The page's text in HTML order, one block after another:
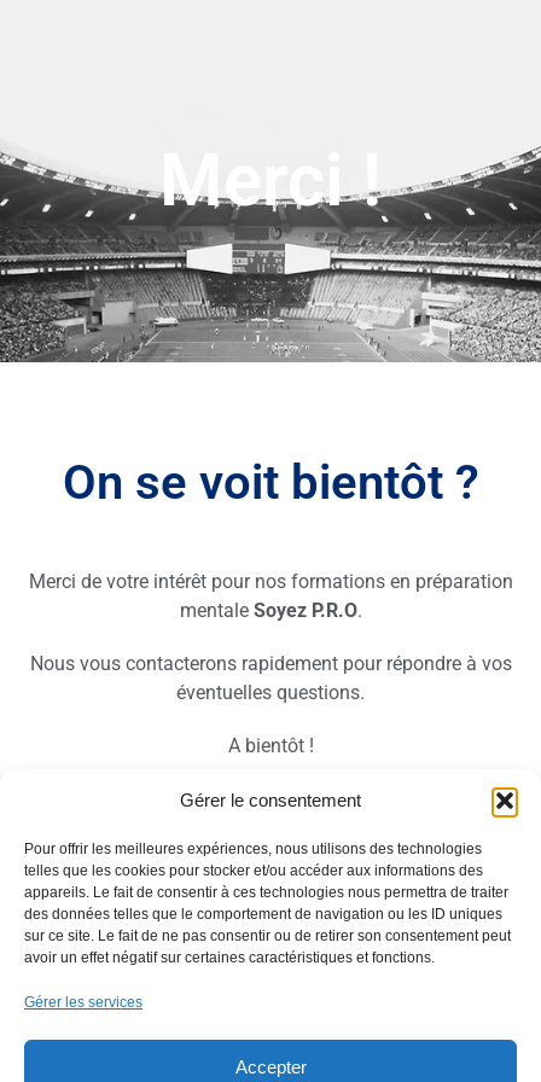
Gérer le consentement
Pour offrir les meilleures expériences, nous utilisons des technologies
telles que les cookies pour stocker et/ou accéder aux informations des
appareils. Le fait de consentir à ces technologies nous permettra de traiter
des données telles que le comportement de navigation ou les ID uniques
sur ce site. Le fait de ne pas consentir ou de retirer son consentement peut
avoir un effet négatif sur certaines caractéristiques et fonctions.
Gérer les services
Accepter
Merci !
On se voit bientôt ?
Merci de votre intérêt pour nos formations en préparation
mentale Soyez P.R.O.
Nous vous contacterons rapidement pour répondre à vos
éventuelles questions.
A bientôt !
Ronan & Thomas
← Retour à l'Accueil Demande d'infos
Politique de confidentialité